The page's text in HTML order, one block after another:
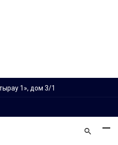
1», дом 3/1